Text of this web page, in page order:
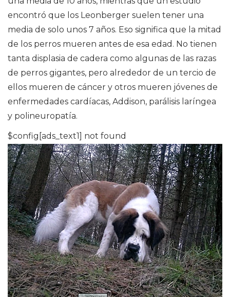
encontró que los Leonberger suelen tener una
media de solo unos 7 años. Eso significa que la mitad
de los perros mueren antes de esa edad. No tienen
tanta displasia de cadera como algunas de las razas
de perros gigantes, pero alrededor de un tercio de
ellos mueren de cáncer y otros mueren jóvenes de
enfermedades cardíacas, Addison, parálisis laríngea
y polineuropatía.
$config[ads_text1] not found